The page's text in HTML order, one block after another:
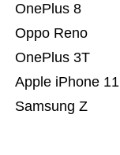
Samsung Z
Apple iPhone 11
OnePlus 3T
Oppo Reno
OnePlus 8